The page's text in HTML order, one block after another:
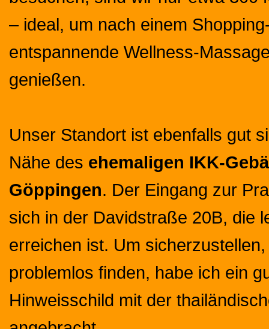
– ideal, um nach einem
entspannende Wellness-
genießen.
Unser Standort ist ebenfalls gut
Nähe des ehemaligen IKK-
Göppingen. Der Eingang zur
sich in der Davidstraße 20B, die
erreichen ist. Um
problemlos finden, habe ich ein
Hinweisschild mit der